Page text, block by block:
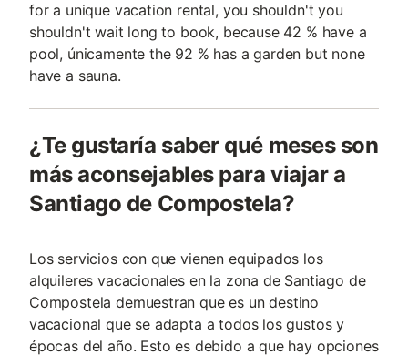
for a unique vacation rental, you shouldn't you
shouldn't wait long to book, because 42 % have a
pool, únicamente the 92 % has a garden but none
have a sauna.
¿Te gustaría saber qué meses son
más aconsejables para viajar a
Santiago de Compostela?
Los servicios con que vienen equipados los
alquileres vacacionales en la zona de Santiago de
Compostela demuestran que es un destino
vacacional que se adapta a todos los gustos y
épocas del año. Esto es debido a que hay opciones